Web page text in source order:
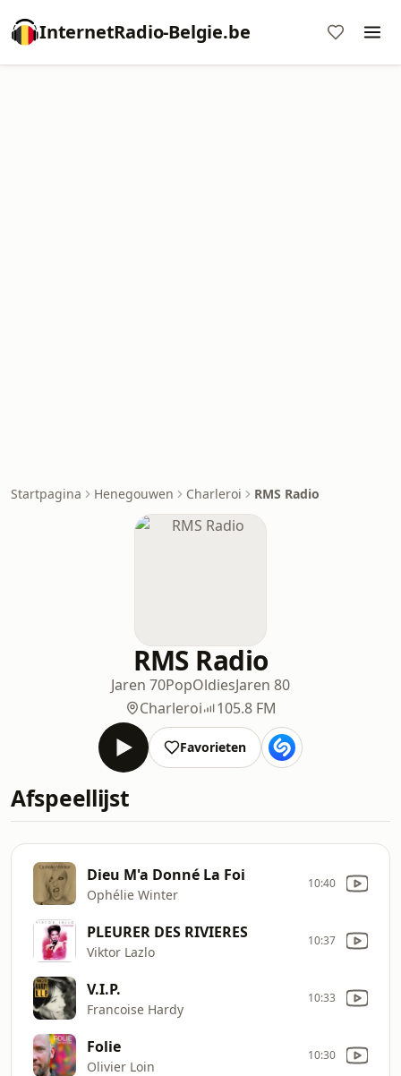
InternetRadio-Belgie.be
Startpagina Henegouwen Charleroi RMS Radio
RMS Radio
Jaren 70PopOldiesJaren 80
Charleroi
105.8 FM
Favorieten
Afspeellijst
Dieu M'a Donné La Foi
Ophélie Winter
10:40
PLEURER DES RIVIERES
Viktor Lazlo
10:37
V.I.P.
Francoise Hardy
10:33
Folie
Olivier Loin
10:30